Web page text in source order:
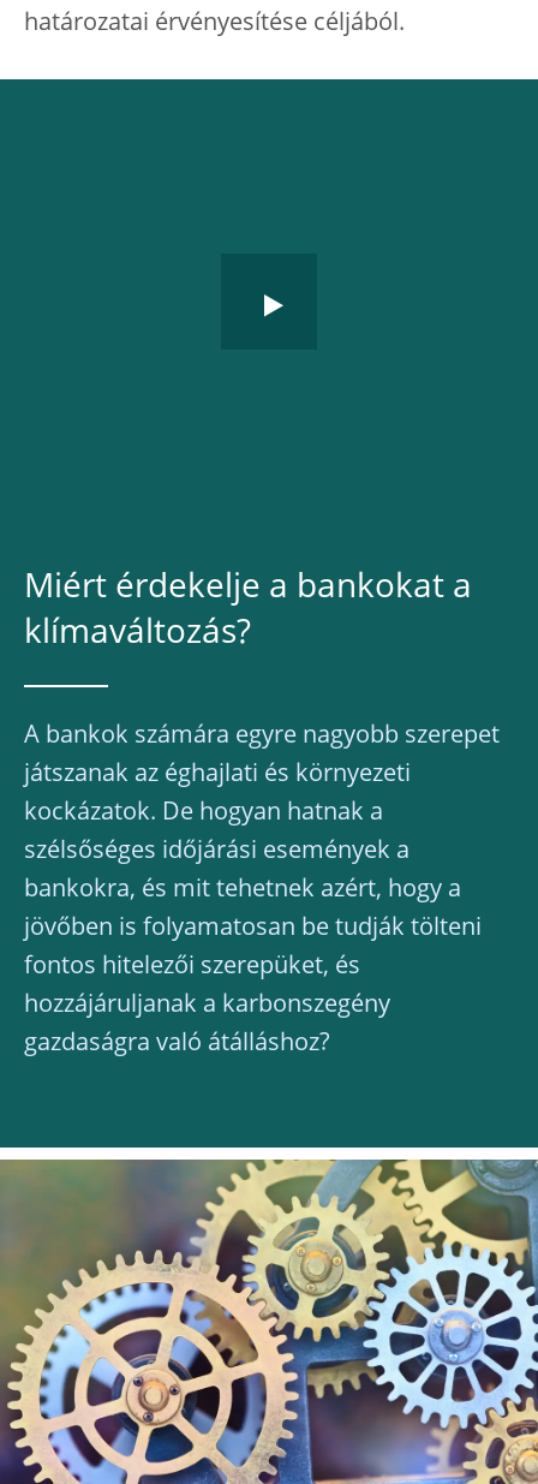
határozatai érvényesítése céljából.
Miért érdekelje a bankokat a
klímaváltozás?
A bankok számára egyre nagyobb szerepet
játszanak az éghajlati és környezeti
kockázatok. De hogyan hatnak a
szélsőséges időjárási események a
bankokra, és mit tehetnek azért, hogy a
jövőben is folyamatosan be tudják tölteni
fontos hitelezői szerepüket, és
hozzájáruljanak a karbonszegény
gazdaságra való átálláshoz?